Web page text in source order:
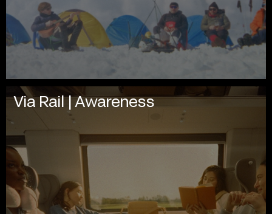
Via Rail | Awareness